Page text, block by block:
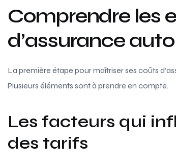
Comprendre les
d’assurance auto
La première étape pour maîtriser ses coûts
Plusieurs éléments sont à prendre en compte.
Les facteurs qui
des tarifs